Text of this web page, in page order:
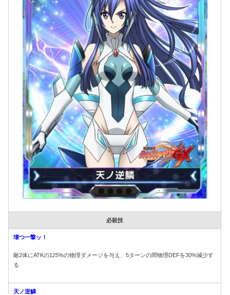
必殺技
壊つ一撃ッ！
敵2体にATKの125%の物理ダメージを与え、5ターンの間物理DEFを30%減少す
る
天ノ逆鱗